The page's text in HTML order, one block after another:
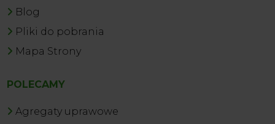
Blog
Pliki do pobrania
Mapa Strony
POLECAMY
Agregaty uprawowe